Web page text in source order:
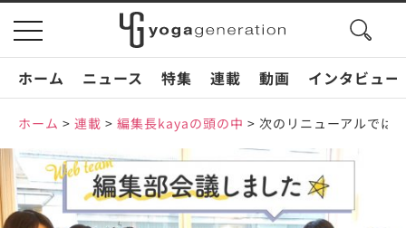
toggle
navigation
search
ホーム
ニュース 特集 連載 動画 インタビュー
ホーム > 連載 > 編集長kayaの頭の中 > 次のリニューアルでは